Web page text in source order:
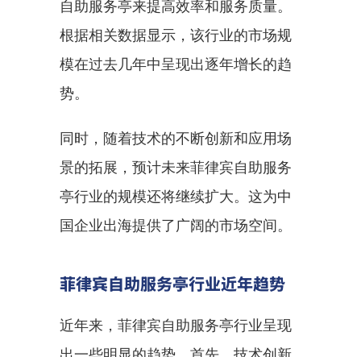
自助服务亭来提高效率和服务质量。
根据相关数据显示，该行业的市场规
模在过去几年中呈现出逐年增长的趋
势。
同时，随着技术的不断创新和应用场
景的拓展，预计未来菲律宾自助服务
亭行业的规模还将继续扩大。这为中
国企业出海提供了广阔的市场空间。
菲律宾自助服务亭行业近年趋势
近年来，菲律宾自助服务亭行业呈现